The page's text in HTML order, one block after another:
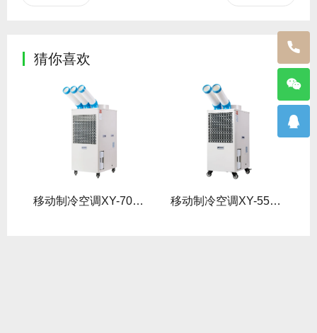
猜你喜欢
移动制冷空调XY-70D型 移动制冷空调XY-55D型